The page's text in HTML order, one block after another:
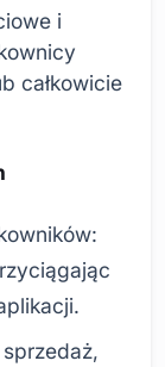
i
całkowicie